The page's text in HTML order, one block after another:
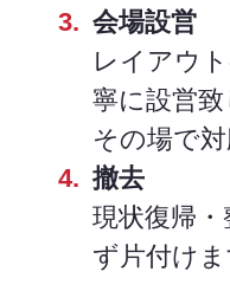
会場設営
レイアウ
寧に設営
その場で
撤去
現状復帰
ず片付けま